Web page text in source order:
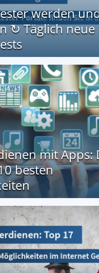
werden
↻ Täglich neue
mit Apps:
besten